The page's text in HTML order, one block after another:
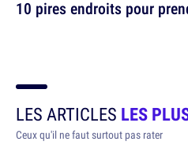
10 pires endroits pour
LES ARTICLES LES
Ceux qu'il ne faut surtout pas rater